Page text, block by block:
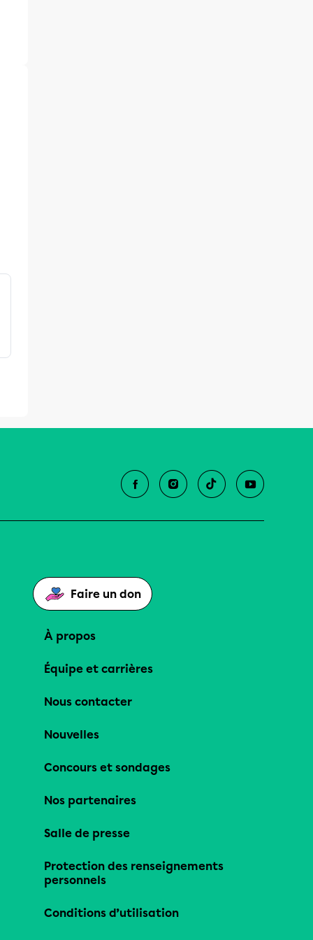
Faire un don
À propos
Équipe et carrières
Nous contacter
Nouvelles
Concours et sondages
Nos partenaires
Salle de presse
Protection des renseignements
personnels
Conditions d’utilisation